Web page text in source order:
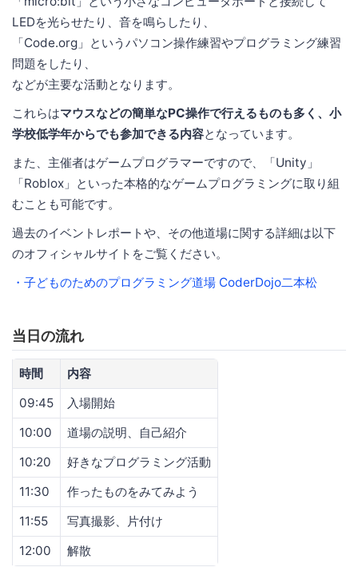
LEDを光らせたり、音を鳴らしたり、
「Code.org」というパソコン操作練習やプログラミング練習
問題をしたり、
などが主要な活動となります。
これらはマウスなどの簡単なPC操作で行えるものも多く、小
学校低学年からでも参加できる内容となっています。
また、主催者はゲームプログラマーですので、「Unity」
「Roblox」といった本格的なゲームプログラミングに取り組
むことも可能です。
過去のイベントレポートや、その他道場に関する詳細は以下
のオフィシャルサイトをご覧ください。
・子どものためのプログラミング道場 CoderDojo二本松
当日の流れ
時間
内容
09:45
入場開始
10:00
道場の説明、自己紹介
10:20
好きなプログラミング活動
11:30
作ったものをみてみよう
11:55
写真撮影、片付け
12:00
解散